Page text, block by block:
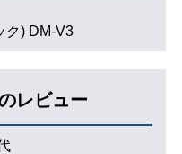
ク) DM-V3
レビュー